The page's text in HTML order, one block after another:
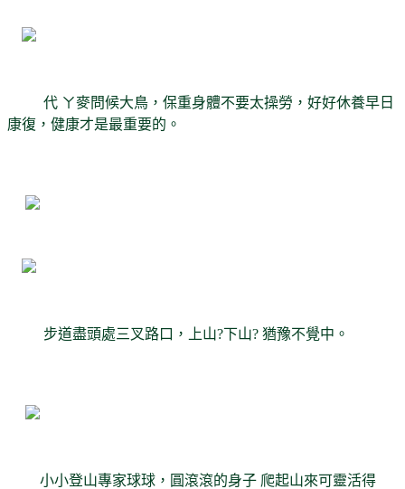
代 ㄚ麥問候大鳥，保重身體不要太操勞，好好休養早日
康復，健康才是最重要的。
步道盡頭處三叉路口，上山?下山? 猶豫不覺中。
小小登山專家球球，圓滾滾的身子 爬起山來可靈活得